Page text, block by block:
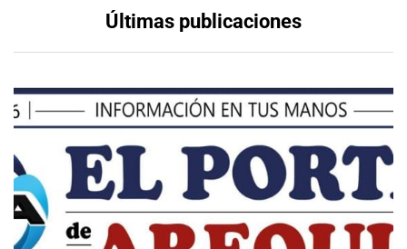
Últimas publicaciones